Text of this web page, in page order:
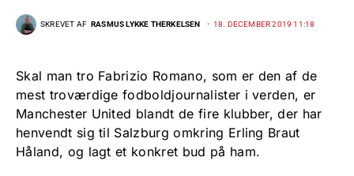
SKREVET AF RASMUS LYKKE THERKELSEN 18. DECEMBER 2019 11:18
Skal man tro Fabrizio Romano, som er den af de
mest troværdige fodboldjournalister i verden, er
Manchester United blandt de fire klubber, der har
henvendt sig til Salzburg omkring Erling Braut
Håland, og lagt et konkret bud på ham.